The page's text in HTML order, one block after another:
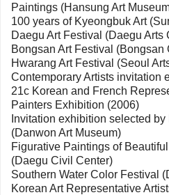
Paintings (Hansung Art
100 years of Kyeongbuk Art
Daegu Art Festival (Daegu Arts
Bongsan Art Festival (Bongsan
Hwarang Art Festival (Seoul
Contemporary Artists invitation
21c Korean and French
Painters Exhibition (2006)
Invitation exhibition selected
(Danwon Art Museum)
Figurative Paintings of
(Daegu Civil Center)
Southern Water Color Festival
Korean Art Representative